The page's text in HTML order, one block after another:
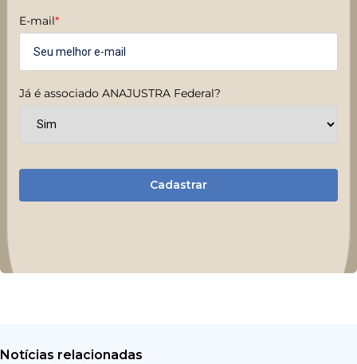
E-mail*
Já é associado ANAJUSTRA Federal?
Cadastrar
Notícias relacionadas